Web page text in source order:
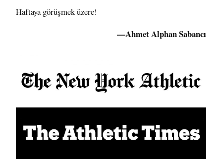
Haftaya görüşmek üzere!
—Ahmet Alphan Sabancı